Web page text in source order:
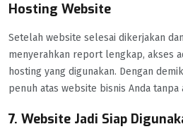
Hosting Website
Setelah website selesai dikerjakan
menyerahkan report lengkap, akses
hosting yang digunakan. Dengan
penuh atas website bisnis Anda
7. Website Jadi Siap